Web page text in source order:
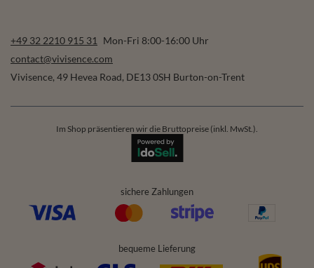
+49 32 2210 915 31
Mon-Fri 8:00-16:00 Uhr
contact@vivisence.com
Vivisence, 49 Hevea Road, DE13 0SH Burton-on-Trent
Im Shop präsentieren wir die Bruttopreise (inkl. MwSt.).
sichere Zahlungen
bequeme Lieferung